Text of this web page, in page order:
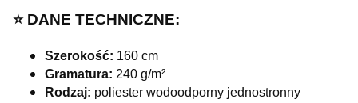
⭐️ DANE TECHNICZNE:
Szerokość: 160 cm
Gramatura: 240 g/m²
Rodzaj: poliester wodoodporny jednostronny